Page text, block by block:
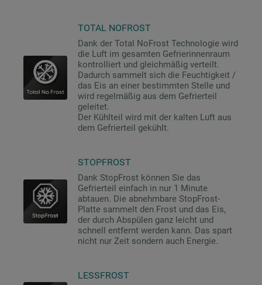
TOTAL NOFROST
Dank der Total NoFrost Technologie wird
die Luft im gesamten Gefrierinnenraum
kontrolliert und gleichmäßig verteilt.
Dadurch sammelt sich die Feuchtigkeit /
das Eis an einer bestimmten Stelle und
wird regelmäßig aus dem Gefrierteil
geleitet.
Der Kühlteil wird mit der kalten Luft aus
dem Gefrierteil gekühlt.
STOPFROST
Dank StopFrost können Sie das
Gefrierteil einfach in nur 1 Minute
abtauen. Die abnehmbare StopFrost-
Platte sammelt den Frost und das Eis,
der durch Abspülen ganz leicht und
schnell entfernt werden kann. Das spart
nicht nur Zeit sondern auch Energie.
LESSFROST